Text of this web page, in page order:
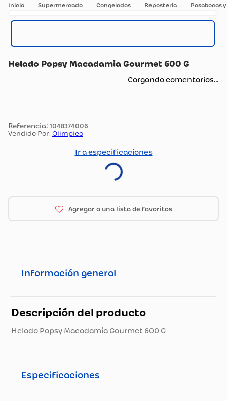
Supermercado Congelados Repostería Pasabocas
Helado Popsy Macadamia Gourmet 600 G
Cargando comentarios…
: 1048374006
Vendido Por: Olimpica
Ir a especificaciones
Información general
Descripción del producto
Helado Popsy Macadamia Gourmet 600 G
Especificaciones